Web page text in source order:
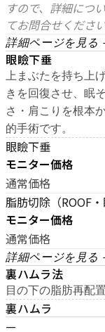
すので、詳細につ
てお問合せください
詳細ページを見
眼瞼下垂
上まぶたを持ち上
きを回復させ、眠
さ・肩こりを根本
的手術です。
眼瞼下垂
モニター価格
通常価格
脂肪切除（ROOF・
モニター価格
通常価格
詳細ページを見
裏ハムラ法
目の下の脂肪再配置
裏ハムラ
—